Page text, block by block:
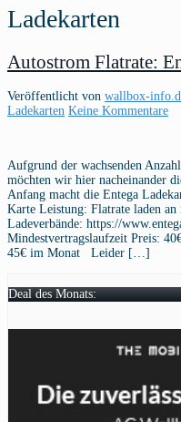
Ladekarten
Autostrom Flatrate:
Veröffentlicht von wallbox-
Ladekarten Keine Kommentare
Aufgrund der wachsenden
möchten wir hier nacheinander
Anfang macht die Entega
Karte Leistung: Flatrate laden
Ladeverbände: https://
Mindestvertragslaufzeit Preis:
45€ im Monat Leider […]
Deal des Monats: